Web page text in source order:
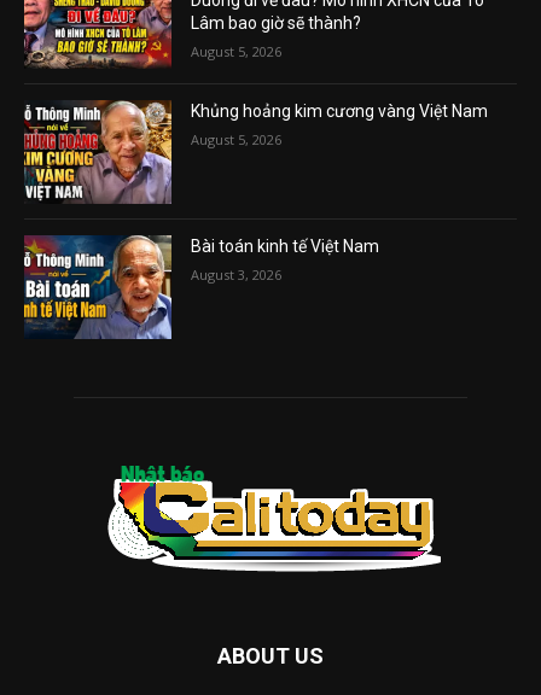
Lâm bao giờ sẽ thành?
August 5, 2026
Khủng hoảng kim cương vàng Việt Nam
August 5, 2026
Bài toán kinh tế Việt Nam
August 3, 2026
ABOUT US